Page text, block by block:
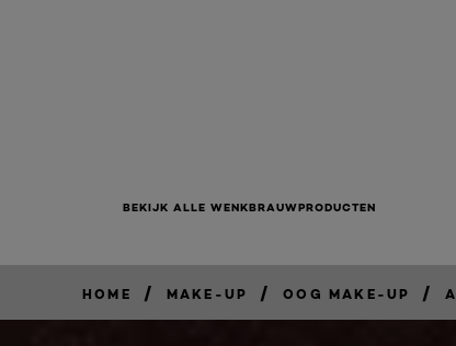
BEKIJK ALLE WENKBRAUWPRODUCTEN
HOME / MAKE-UP / OOG MAKE-UP /